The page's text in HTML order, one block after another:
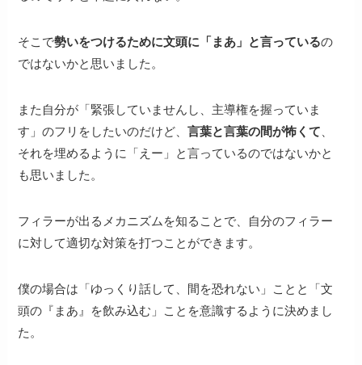
そこで勢いをつけるために文頭に「まあ」と言っているの
ではないかと思いました。
また自分が「緊張していませんし、主導権を握っていま
す」のフリをしたいのだけど、言葉と言葉の間が怖くて
それを埋めるように「えー」と言っているのではないかと
も思いました。
フィラーが出るメカニズムを知ることで、自分のフィラー
に対して適切な対策を打つことができます。
僕の場合は「ゆっくり話して、間を恐れない」ことと「文
頭の『まあ』を飲み込む」ことを意識するように決めまし
た。